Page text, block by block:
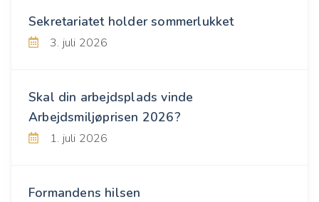
Sekretariatet holder sommerlukket
3. juli 2026
Skal din arbejdsplads vinde
Arbejdsmiljøprisen 2026?
1. juli 2026
Formandens hilsen